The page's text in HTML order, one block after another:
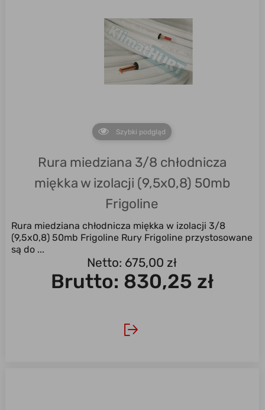
Szybki podgląd
Rura miedziana 3/8 chłodnicza
miękka w izolacji (9,5x0,8) 50mb
Frigoline
Rura miedziana chłodnicza miękka w izolacji 3/8
(9,5x0,8) 50mb Frigoline Rury Frigoline przystosowane
są do ...
Netto: 675,00 zł
Brutto: 830,25 zł